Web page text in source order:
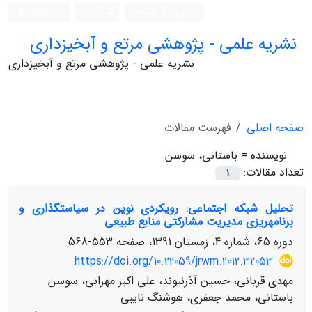
نشریه علمی - پژوهشی مرتع و آبخیزداری
نشریه علمی - پژوهشی مرتع و آبخیزداری
صفحه اصلی
فهرست مقالات
نویسنده = باستانی، سوسن
تعداد مقالات:
1
تحلیل شبکه اجتماعی: رویکردی نوین در سیاست‏گذاری و
برنامه‏ریزی مدیریت مشارکتی منابع طبیعی
دوره 65، شماره 4، زمستان 1391، صفحه
553-568
https://doi.org/10.22059/jrwm.2012.32053
مهدی قربانی، حسین آذرنیوند، علی اکبر مهرابی، سوسن
باستانی، محمد جعفری، هوشنگ نایبی